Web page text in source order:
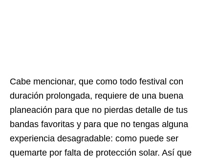
Cabe mencionar, que como todo festival con
duración prolongada, requiere de una buena
planeación para que no pierdas detalle de tus
bandas favoritas y para que no tengas alguna
experiencia desagradable: como puede ser
quemarte por falta de protección solar. Así que